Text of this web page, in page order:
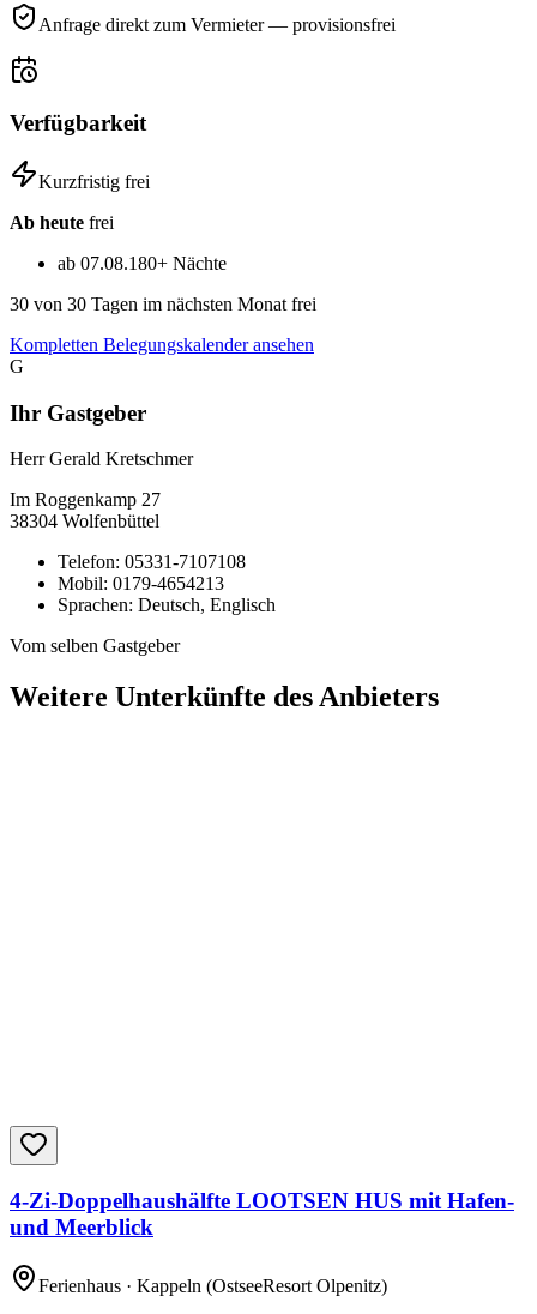
Anfrage direkt zum Vermieter — provisionsfrei
Verfügbarkeit
Kurzfristig frei
Ab heute frei
ab 07.08.180+ Nächte
30 von 30 Tagen im nächsten Monat frei
Kompletten Belegungskalender ansehen
G
Ihr Gastgeber
Herr Gerald Kretschmer
Im Roggenkamp 27
38304 Wolfenbüttel
Telefon: 05331-7107108
Mobil: 0179-4654213
Sprachen: Deutsch, Englisch
Vom selben Gastgeber
Weitere Unterkünfte des Anbieters
4-Zi-Doppelhaushälfte LOOTSEN HUS mit Hafen-
und Meerblick
Ferienhaus · Kappeln (OstseeResort Olpenitz)